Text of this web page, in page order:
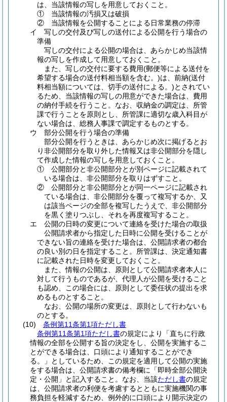
は、当該情報の写しを用意しておくこと。
①
当該情報の汚損又は破損
②
当該情報を公開することによる日常業務の停滞
イ
写しの交付及び写しの送付による公開を行う場合の
準備
写しの交付による公開の場合は、あらかじめ当該情
報の写しを作成して用意しておくこと。
また、写しの交付に要する費用(郵便等による送付を
希望する場合の送付料相当額を含む。)は、前納(送付
料相当額については、切手の送付による。)とされてい
るため、当該情報の写しの用意ができた場合は、費用
の納付手続を行うこと。なお、収納金の調定は、所管
課で行うことを原則とし、所管課に適切な歳入科目が
ない場合は、総務人事課で調定するものとする。
ウ
部分公開を行う場合の準備
部分公開を行うときは、あらかじめ次に掲げるとお
り非公開部分を取り外した情報又は非公開部分を隠し
て作成した情報の写しを用意しておくこと。
①
公開部分と非公開部分とが別ページに記載されて
いる場合は、非公開部分を取りはずすこと。
②
公開部分と非公開部分とが同一ページに記載され
ている場合は、非公開部分を覆って複写するか、又
は該当ページの全部を複写したうえで、非公開部分
を黒く塗りつぶし、それを再度複写すること。
エ
公開の日時の変更について連絡を受けた場合の取扱
公開請求者から指定した日時に公開を受けることが
できない旨の連絡を受けた場合は、公開請求者の都合
の良い別の日を指定すること。所管課は、決定通知書
に記載された日時を変更しておくこと。
また、情報の公開は、原則として公開請求者本人に
対して行うものであるが、代理人が公開を受けること
も認め、この場合には、原則として委任状の提出を求
めるものとすること。
なお、公開の場所の変更は、原則として行わないも
のとする。
(10)
条例第11条第1項ただし書
条例第11条第1項ただし書の規定により「直ちに行政
情報の全部を公開する旨の決定をし、公開を実施するこ
とができる場合は、口頭により通知することができ
る。」としているため、この規定を適用して公開の実施
をする場合は、公開請求書の備考欄に「即時全部公開決
定・公開」と記入すること。なお、当該ただし書の規定
は、公開請求者の利便を考慮するとともに実施機関の事
務負担を軽減するため、例外的に口頭により開示決定の